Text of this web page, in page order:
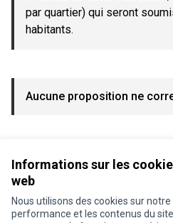
Informations sur les
web
Nous utilisons des cookies sur
performance et les contenus du
par quartier) qui seront
habitants.
Aucune proposition ne
Conditions d'utilisation
Paramètres des cookies